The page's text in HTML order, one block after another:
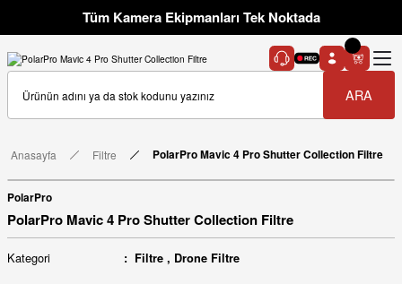
Tüm Kamera Ekipmanları Tek Noktada
ARA
Anasayfa Filtre PolarPro Mavic 4 Pro Shutter Collection Filtre
PolarPro
PolarPro Mavic 4 Pro Shutter Collection Filtre
Kategori Filtre , Drone Filtre